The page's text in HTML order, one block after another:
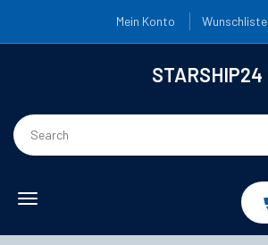
Mein Konto Wunschliste
STARSHIP24
Toggle